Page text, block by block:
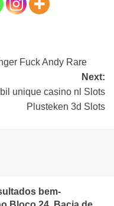
Fuck Andy Rare
Next:
unique casino nl Slots
Plusteken 3d Slots
bem-